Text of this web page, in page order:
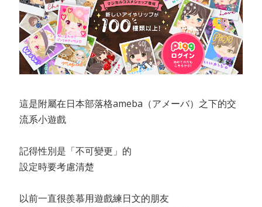
這是附屬在日本部落格ameba（アメーバ）之下的交
流系小遊戲
記得性別是「不可變更」的
設定時要考慮清楚
以前一直很羨慕用遊戲練日文的朋友